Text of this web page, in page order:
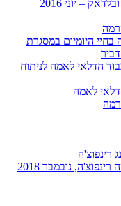
– יוני 2016
היומיום במסגרת
הדלאי לאמה לניתוח
לאמה
רינפוצ'ה
נובמבר 2018